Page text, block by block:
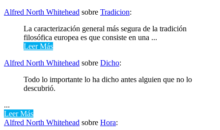
Alfred North Whitehead sobre Tradicion:
La caracterización general más segura de la tradición
filosófica europea es que consiste en una ...
Leer Más
Alfred North Whitehead sobre Dicho:
Todo lo importante lo ha dicho antes alguien que no lo
descubrió.
...
Leer Más
Alfred North Whitehead sobre Hora: